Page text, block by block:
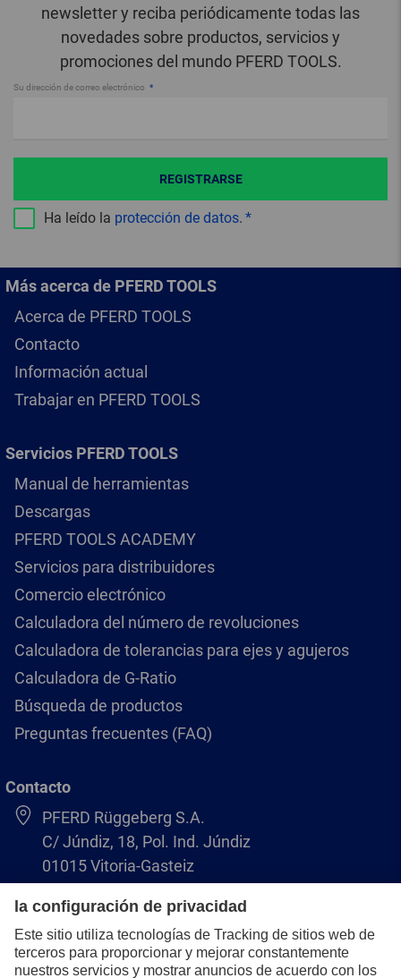
newsletter y reciba periódicamente todas las
novedades sobre productos, servicios y
promociones del mundo PFERD TOOLS.
Su dirección de correo electrónico
Ha leído la protección de datos.
REGISTRARSE
Más acerca de PFERD TOOLS
Acerca de PFERD TOOLS
Contacto
Información actual
Trabajar en PFERD TOOLS
Servicios PFERD TOOLS
Manual de herramientas
Descargas
PFERD TOOLS ACADEMY
Servicios para distribuidores
Comercio electrónico
Calculadora del número de revoluciones
Calculadora de tolerancias para ejes y agujeros
Calculadora de G-Ratio
Búsqueda de productos
Preguntas frecuentes (FAQ)
Contacto
PFERD Rüggeberg S.A.
C/ Júndiz, 18, Pol. Ind. Júndiz
01015 Vitoria-Gasteiz
+34 945 184 400
pferd-es@pferd.com